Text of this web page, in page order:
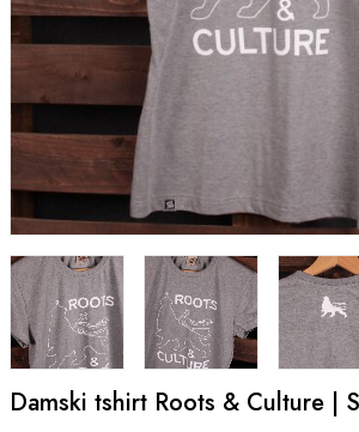
Damski tshirt Roots & Culture |